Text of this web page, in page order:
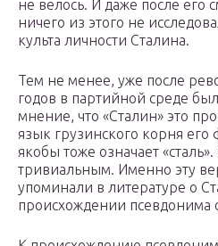
не велось. И даже после его
ничего из этого не
культа личности Сталина.
Тем не менее, уже после
годов в партийной среде
мнение, что «Сталин» это
язык грузинского корня его
якобы тоже означает «сталь».
тривиальным. Именно эту
упоминали в литературе о
происхождении псевдонима